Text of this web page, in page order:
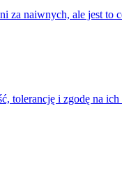
za naiwnych, ale jest to
tolerancję i zgodę na ich